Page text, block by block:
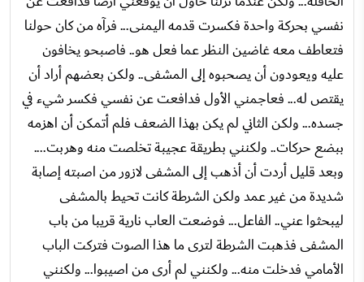
نفسي بحركة واحدة فكسرت قدمه اليمنى... فرآه من كان حولنا
فتعاطف معه غاضين النظر عما فعل هو.. فاصبحو يخافون
عليه ويعودون أن يصحبوه إلى المشفى.. ولكن بعضهم أراد أن
يقتص له... فعاجمني الأول فدافعت عن نفسي فكسر شيء في
جسده... ولكن الثاني لم يكن بهذا الضعف فلم أتمكن أن اهزمه
ببضع حركات.. ولكنني بطريقة عجيبة تخلصت منه وهربت....
وبعد قليل أردت أن أذهب إلى المشفى لازور من اصبته إصابة
شديدة من غير عمد ولكن الشرطة كانت تحيط بالمشفى
ليبحثوا عني.. الفاعل... فوضعت العاب نارية قريبا من باب
المشفى فذهبت الشرطة لترى ما هذا الصوت فتركت الباب
الأمامي فدخلت منه... ولكنني لم أرى من اصيبوا... ولكنني